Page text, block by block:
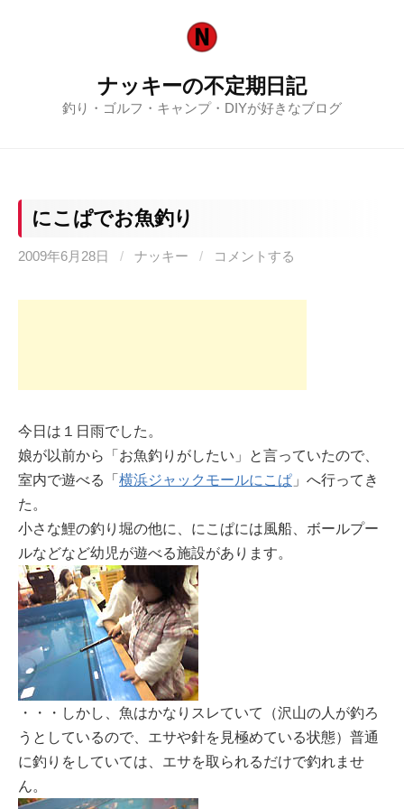
ナッキーの不定期日記
釣り・ゴルフ・キャンプ・DIYが好きなブログ
にこぱでお魚釣り
2009年6月28日 / ナッキー / コメントする
今日は１日雨でした。
娘が以前から「お魚釣りがしたい」と言っていたので、
室内で遊べる「 横浜ジャックモールにこぱ 」へ行ってき
た。
小さな鯉の釣り堀の他に、にこぱには風船、ボールプー
ルなどなど幼児が遊べる施設があります。
・・・しかし、魚はかなりスレていて（沢山の人が釣ろ
うとしているので、エサや針を見極めている状態）普通
に釣りをしていては、エサを取られるだけで釣れませ
ん。